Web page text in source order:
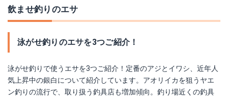
飲ませ釣りのエサ
泳がせ釣りのエサを3つご紹介！
泳がせ釣りで使うエサを3つご紹介！定番のアジとイワシ、近年人
気上昇中の銀白について紹介しています。アオリイカを狙うヤエ
ン釣りの流行で、取り扱う釣具店も増加傾向。釣り場近くの釣具